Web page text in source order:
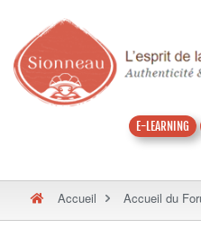
E-LEARNING
Accueil Accueil du